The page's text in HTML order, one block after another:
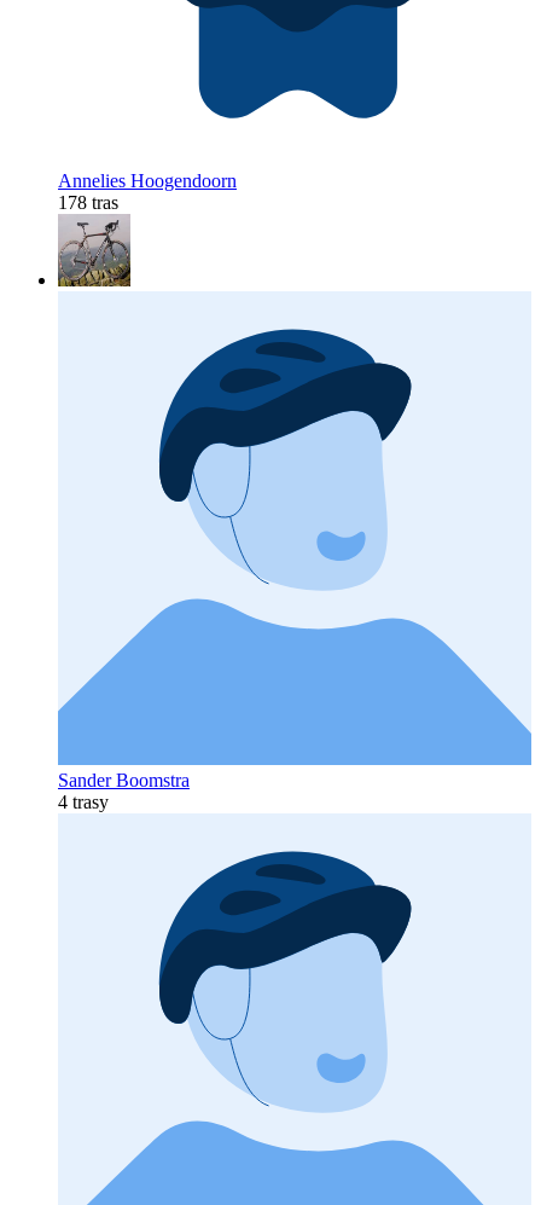
Annelies Hoogendoorn
178 tras
Sander Boomstra
4 trasy